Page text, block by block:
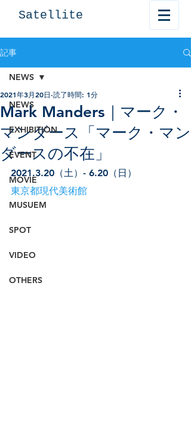
Satellite
記事
NEWS
EXHIBITION
EVENT
MOVIE
MUSUEM
SPOT
VIDEO
OTHERS
NEWS
Mark Manders｜マーク・
マンダース「マーク・マン
ダースの不在」
2021年3月20日 読了時間: 1分
2021.3.20（土）- 6.20（日）
東京都現代美術館